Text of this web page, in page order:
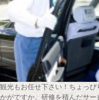
観光もお任せ下さい！ちょっ
かがですか。研修を積んだサー